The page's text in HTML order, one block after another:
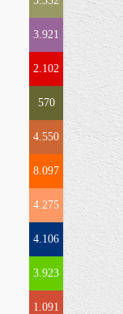
3.921
2.102
570
4.550
8.097
4.275
4.106
3.923
1.091